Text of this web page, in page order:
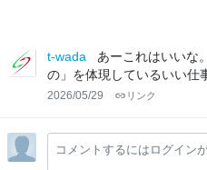
t-wada
あーこれはいいな
の」を体現しているいい仕
2026/05/29 リンク
コメントするにはログイン